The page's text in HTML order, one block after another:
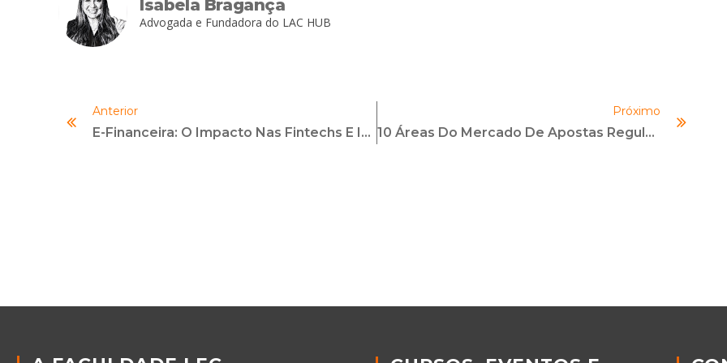
Isabela Bragança
Advogada e Fundadora do LAC HUB
Anterior
E-Financeira: O Impacto Nas Fintechs E Instituições De Pagamento E A Conexão Com Padrões Globais De Transparência Fiscal (FATCA E CRS)
Próximo
10 Áreas Do Mercado De Apostas Regulamentado Que Exigem A Presença De Profissionais De Compliance